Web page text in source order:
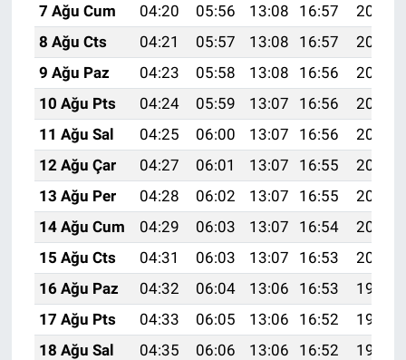
7 Ağu Cum
04:20 05:56 13:08 16:57
20:10
8 Ağu Cts
04:21 05:57 13:08 16:57
20:09
9 Ağu Paz
04:23 05:58 13:08 16:56
20:07
10 Ağu Pts
04:24 05:59 13:07 16:56
20:06
11 Ağu Sal
04:25 06:00 13:07 16:56
20:05
12 Ağu Çar
04:27 06:01 13:07 16:55
20:04
13 Ağu Per
04:28 06:02 13:07 16:55
20:02
14 Ağu Cum
04:29 06:03 13:07 16:54
20:01
15 Ağu Cts
04:31 06:03 13:07 16:53
20:00
16 Ağu Paz
04:32 06:04 13:06 16:53
19:59
17 Ağu Pts
04:33 06:05 13:06 16:52
19:57
18 Ağu Sal
04:35 06:06 13:06 16:52
19:56